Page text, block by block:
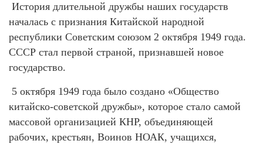
История длительной дружбы наших государств
началась с признания Китайской народной
республики Советским союзом 2 октября 1949 года.
СССР стал первой страной, признавшей новое
государство.
5 октября 1949 года было создано «Общество
китайско-советской дружбы», которое стало самой
массовой организацией КНР, объединяющей
рабочих, крестьян, Воинов НОАК, учащихся,